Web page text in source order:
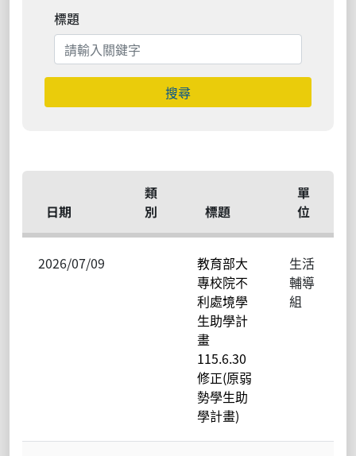
標題
搜尋
日期
類
別
標題
單
位
2026/07/09
教育部大
專校院不
利處境學
生助學計
畫
115.6.30
修正(原弱
勢學生助
學計畫)
生活
輔導
組